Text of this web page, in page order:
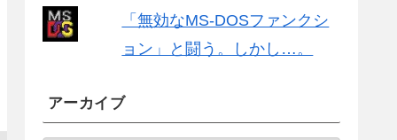
「無効なMS-DOSファンクシ
ョン」と闘う。しかし…。
アーカイブ